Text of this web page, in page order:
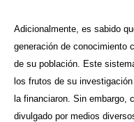
Adicionalmente, es sabido
generación de conocimiento
de su población. Este
los frutos de su
la financiaron. Sin embargo,
divulgado por medios